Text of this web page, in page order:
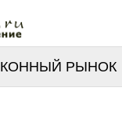
КОННЫЙ РЫНОК